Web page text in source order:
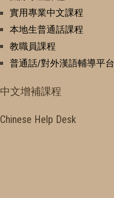
實用專業中文課程
本地生普通話課程
教職員課程
普通話/對外漢語輔導平台
中文增補課程
Chinese Help Desk